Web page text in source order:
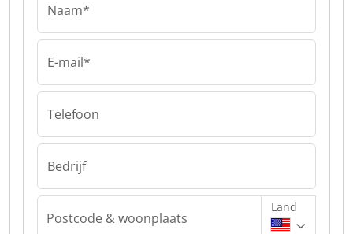
Naam*
E-mail*
Telefoon
Bedrijf
Postcode & woonplaats
Land